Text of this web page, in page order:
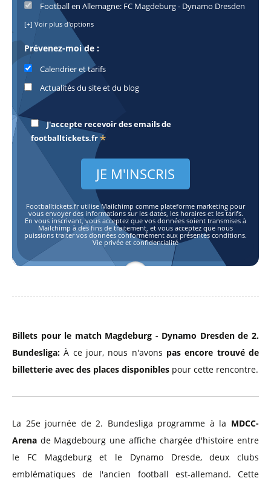
Football en Allemagne: FC Magdeburg - Dynamo Dresden
[+] Voir plus d'options
Prévenez-moi de :
Calendrier et tarifs
Actualités du site et du blog
J'accepte recevoir des emails de
footballtickets.fr*
Footballtickets.fr utilise Mailchimp comme plateforme marketing pour
vous envoyer des informations sur les dates, les horaires et les tarifs.
En vous inscrivant, vous acceptez que vos données soient transmises à
Mailchimp à des fins de traitement, et vous acceptez que nous
puissions traiter vos données conformément aux présentes conditions.
Vie privée et confidentialité
Billets pour le match Magdeburg - Dynamo Dresden de 2.
Bundesliga: À ce jour, nous n'avons pas encore trouvé de
billetterie avec des places disponibles pour cette rencontre.
La 25e journée de 2. Bundesliga programme à la MDCC-
Arena de Magdebourg une affiche chargée d'histoire entre
le FC Magdeburg et le Dynamo Dresde, deux clubs
emblématiques de l'ancien football est-allemand. Cette